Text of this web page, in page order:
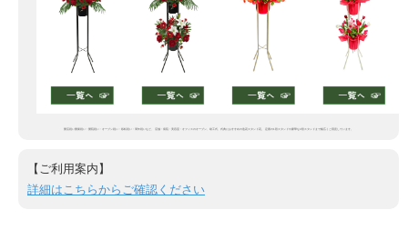
開店祝い開業祝い・開院祝い・オープン祝い・移転祝い・周年祝いなど、 店舗・病院・美容室・オフィスのオープン、竣工式、式典におすすめの造花スタンド花。 定番の1段スタンドや豪華な2段スタンドまで幅広くご用意しています。
【ご利用案内】
詳細はこちらからご確認ください